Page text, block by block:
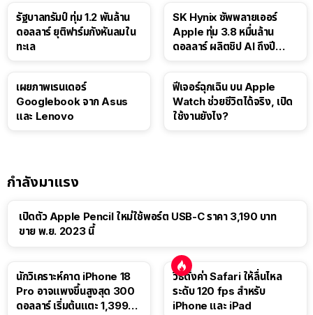
รัฐบาลทรัมป์ ทุ่ม 1.2 พันล้าน
ดอลลาร์ ยุติฟาร์มกังหันลมใน
ทะเล
SK Hynix ซัพพลายเออร์
Apple ทุ่ม 3.8 หมื่นล้าน
ดอลลาร์ ผลิตชิป AI ถึงปี
เผยภาพเรนเดอร์
Googlebook จาก Asus
และ Lenovo
ฟีเจอร์ฉุกเฉิน บน Apple
Watch ช่วยชีวิตได้จริง, เปิด
ใช้งานยังไง?
กำลังมาแรง
เปิดตัว Apple Pencil ใหม่ใช้พอร์ต USB-C ราคา 3,190 บาท
ขาย พ.ย. 2023 นี้
นักวิเคราะห์คาด iPhone 18
Pro อาจแพงขึ้นสูงสุด 300
ดอลลาร์ เริ่มต้นแตะ 1,399
วิธีตั้งค่า Safari ให้ลื่นไหล
ระดับ 120 fps สำหรับ
iPhone และ iPad